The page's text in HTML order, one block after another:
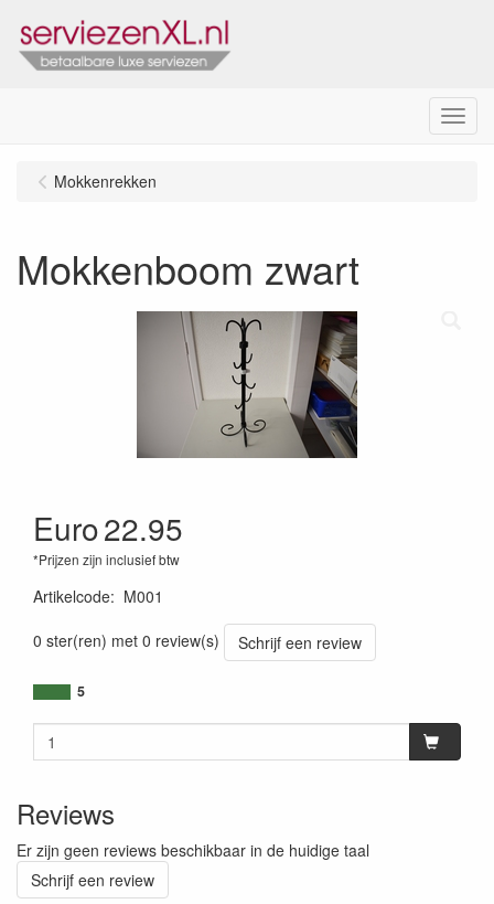
Menu
Mokkenrekken
Mokkenboom zwart
Euro22.95
*Prijzen zijn inclusief btw
Artikelcode: M001
0 ster(ren) met 0 review(s)
Schrijf een review
5
Reviews
Er zijn geen reviews beschikbaar in de huidige taal
Schrijf een review